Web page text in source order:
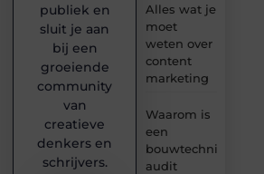
Alles wat je
moet
weten over
content
marketing
Waarom is
een
bouwtechnische
audit
publiek en
sluit je aan
bij een
groeiende
community
van
creatieve
denkers en
schrijvers.